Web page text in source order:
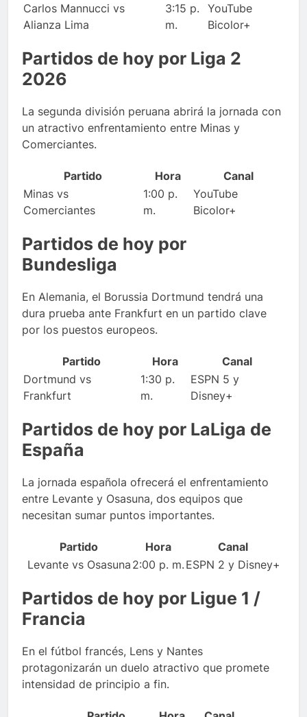
Carlos Mannucci vs
Alianza Lima
3:15 p.
m.
YouTube
Bicolor+
Partidos de hoy por Liga 2
2026
La segunda división peruana abrirá la jornada con
un atractivo enfrentamiento entre Minas y
Comerciantes.
Partido Hora
Canal
Minas vs
Comerciantes
1:00 p.
m.
YouTube
Bicolor+
Partidos de hoy por
Bundesliga
En Alemania, el Borussia Dortmund tendrá una
dura prueba ante Frankfurt en un partido clave
por los puestos europeos.
Partido Hora
Canal
Dortmund vs
Frankfurt
1:30 p.
m.
ESPN 5 y
Disney+
Partidos de hoy por LaLiga de
España
La jornada española ofrecerá el enfrentamiento
entre Levante y Osasuna, dos equipos que
necesitan sumar puntos importantes.
Partido Hora
Canal
Levante vs Osasuna 2:00 p. m. ESPN 2 y Disney+
Partidos de hoy por Ligue 1 /
Francia
En el fútbol francés, Lens y Nantes
protagonizarán un duelo atractivo que promete
intensidad de principio a fin.